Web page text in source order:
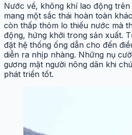
Nước về, không khí lao động
mang một sắc thái hoàn toàn
còn thấp thỏm lo thiếu nước mà
động, hứng khởi trong sản xuất.
đặt hệ thống ống dẫn cho đến
diễn ra nhịp nhàng. Những nụ
gương mặt người nông dân khi
phát triển tốt.